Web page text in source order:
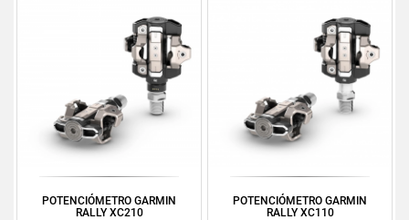
POTENCIÓMETRO GARMIN
RALLY XC210
POTENCIÓMETRO GARMIN
RALLY XC110